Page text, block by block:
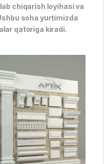
chiqarish loyihasi va
soha yurtimizda
qatoriga kiradi.